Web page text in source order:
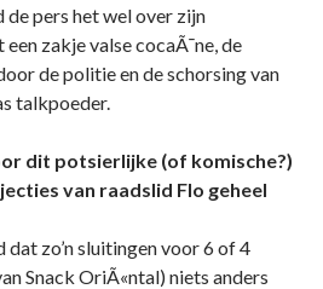
de pers het wel over zijn
zakje valse cocaÃ¯ne, de
de politie en de schorsing van
talkpoeder.
dit potsierlijke (of komische?)
van raadslid Flo geheel
zo’n sluitingen voor 6 of 4
Snack OriÃ«ntal) niets anders